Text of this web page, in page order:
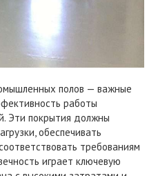
полов — важные
работы
Эти покрытия должны
обеспечивать
требованиям
играет ключевую